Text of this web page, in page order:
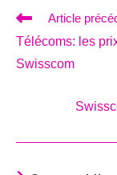
Read
articles
Article
Télécoms: les
Swisscom